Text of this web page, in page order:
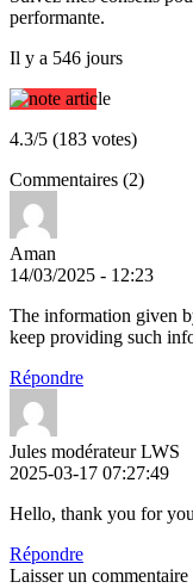
performante.
Il y a 546 jours
4.3/5 (183 votes)
Commentaires (2)
Aman
14/03/2025 - 12:23
The information given
keep providing such
Répondre
Jules modérateur LWS
2025-03-17 07:27:49
Hello, thank you for
Répondre
Laisser un commentaire